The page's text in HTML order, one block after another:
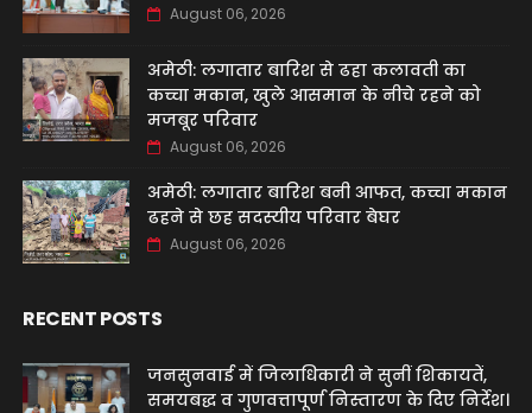
August 06, 2026
अमेठी: लगातार बारिश से ढहा कलावती का
कच्चा मकान, खुले आसमान के नीचे रहने को
मजबूर परिवार
August 06, 2026
अमेठी: लगातार बारिश बनी आफत, कच्चा मकान
ढहने से छह सदस्यीय परिवार बेघर
August 06, 2026
RECENT POSTS
जनसुनवाई में जिलाधिकारी ने सुनीं शिकायतें,
समयबद्ध व गुणवत्तापूर्ण निस्तारण के दिए निर्देश।